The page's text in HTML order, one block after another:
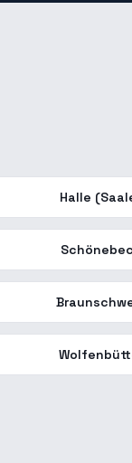
Halle